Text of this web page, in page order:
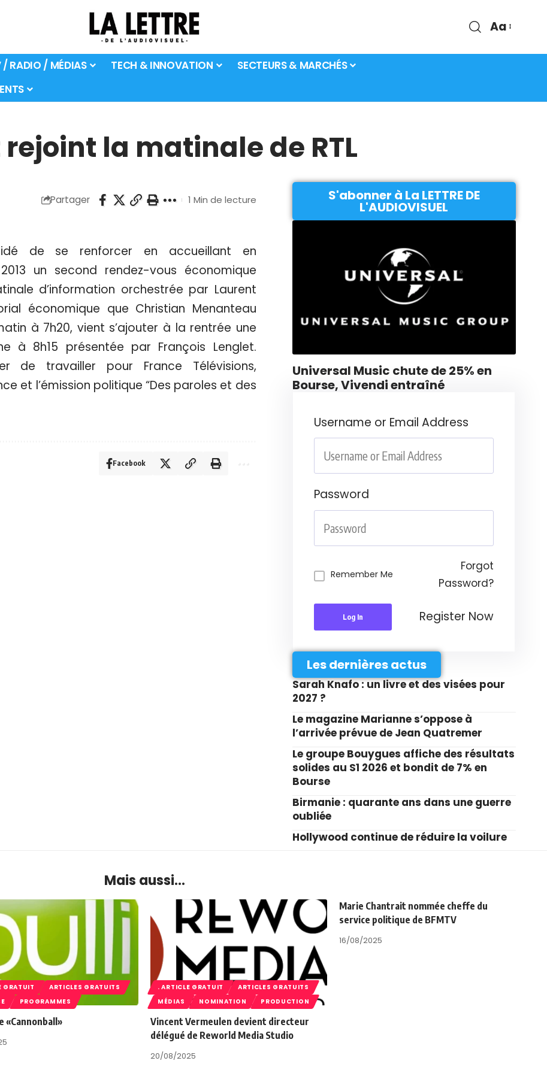
Aa
/ RADIO / MÉDIAS TECH & INNOVATION
SECTEURS & MARCHÉS
la matinale de RTL
Partager 1 Min de lecture
de se renforcer en accueillant en
un second rendez-vous économique
d’information orchestrée par Laurent
économique que Christian Menanteau
à 7h20, vient s’ajouter à la rentrée une
à 8h15 présentée par François Lenglet.
de travailler pour France Télévisions,
et l’émission politique “Des paroles et des
Facebook
S'abonner à La LETTRE DE
L'AUDIOVISUEL
Universal Music chute de 25% en
Bourse, Vivendi entraîné
Username or Email Address
Password
Remember Me
Forgot
Password?
Log In Register Now
Les dernières actus
Sarah Knafo : un livre et des visées pour
2027 ?
Le magazine Marianne s’oppose à
l’arrivée prévue de Jean Quatremer
Le groupe Bouygues affiche des résultats
solides au S1 2026 et bondit de 7% en
Bourse
Birmanie : quarante ans dans une guerre
oubliée
Hollywood continue de réduire la voilure
Mais aussi...
GRATUIT
ARTICLES GRATUITS
PROGRAMMES
«Cannonball»
. ARTICLE GRATUIT
ARTICLES GRATUITS
MÉDIAS
NOMINATION PRODUCTION
Vincent Vermeulen devient directeur
délégué de Reworld Media Studio
20/08/2025
Marie Chantrait nommée cheffe du
service politique de BFMTV
16/08/2025